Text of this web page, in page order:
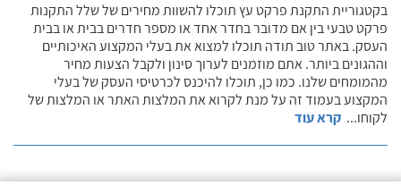
בקטגוריית התקנת פרקט עץ תוכלו להשוות מחירים של שלל התקנות
פרקט טבעי בין אם מדובר בחדר אחד או מספר חדרים בבית או בבית
העסק. באתר טוב תודה תוכלו למצוא את בעלי המקצוע האיכותיים
וההגונים ביותר. אתם מוזמנים לערוך סינון ולקבל הצעות מחיר
מהמומחים שלנו. כמו כן, תוכלו להיכנס לכרטיסי העסק של בעלי
המקצוע בעמוד זה על מנת לקרוא את המלצות האתר או המלצות של
לקוחו... קרא עוד